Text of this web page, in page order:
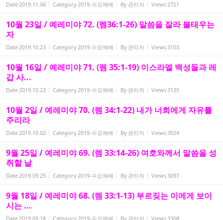
Date2019.11.06 Category2019-수요예배 By 관리자 Views2721
10월 23일 / 예레미야 72. (렘36:1-26) 말씀을 잘라 불태우는
자
Date2019.10.23 Category2019-수요예배 By 관리자 Views3103
10월 16일 / 예레미야 71. (렘 35:1-19) 이스라엘 백성들과 레
갑 사...
Date2019.10.23 Category2019-수요예배 By 관리자 Views3125
10월 2일 / 예레미야 70. (렘 34:1-22) 내가 너희에게 자유를
주리라
Date2019.10.02 Category2019-수요예배 By 관리자 Views3024
9월 25일 / 예레미야 69. (렘 33:14-26) 여호와께서 말씀을 성
취할 날
Date2019.09.25 Category2019-수요예배 By 관리자 Views3097
9월 18일 / 예레미야 68. (렘 33:1-13) 부르짖는 이에게 보이
시는 ...
Date2019.09.18 Category2019-수요예배 By 관리자 Views3308